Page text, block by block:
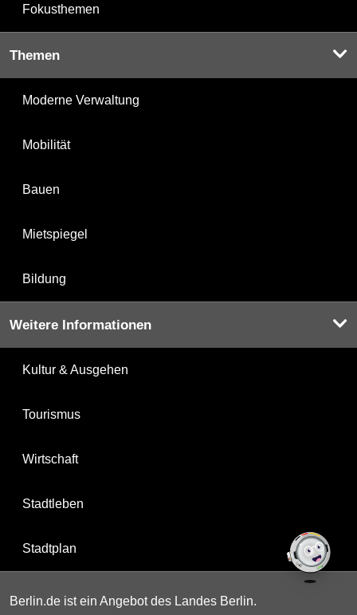
Fokusthemen
Themen
Moderne Verwaltung
Mobilität
Bauen
Mietspiegel
Bildung
Weitere Informationen
Kultur & Ausgehen
Tourismus
Wirtschaft
Stadtleben
Stadtplan
Berlin.de ist ein Angebot des Landes Berlin.